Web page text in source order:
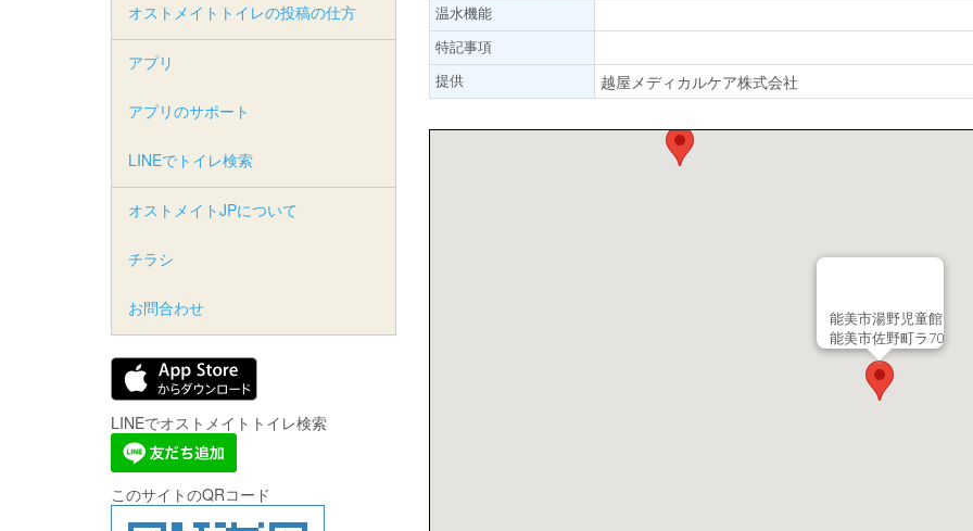
温水機能
特記事項
提供
越屋メディカルケア株式会社
能美市湯野児童館
能美市佐野町ラ70
オストメイトトイレの投稿の仕方
アプリ
アプリのサポート
LINEでトイレ検索
オストメイトJPについて
チラシ
お問合わせ
LINEでオストメイトトイレ検索
このサイトのQRコード